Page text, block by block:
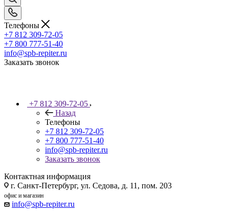
Телефоны
+7 812 309-72-05
+7 800 777-51-40
info@spb-repiter.ru
Заказать звонок
+7 812 309-72-05
Назад
Телефоны
+7 812 309-72-05
+7 800 777-51-40
info@spb-repiter.ru
Заказать звонок
Контактная информация
г. Санкт-Петербург, ул. Седова, д. 11, пом. 203
офис и магазин
info@spb-repiter.ru